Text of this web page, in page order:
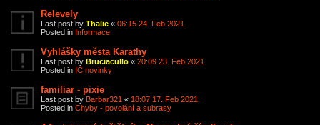
Relevely
Last post by Thalie « 06:15 24. Feb 2021
Posted in Informace
Vyhlášky města Karathy
Last post by Bruciacullo « 20:09 23. Feb 2021
Posted in IC novinky
familiar - pixie
Last post by Barbar321 « 18:07 17. Feb 2021
Posted in Chyby - povolání a subrasy